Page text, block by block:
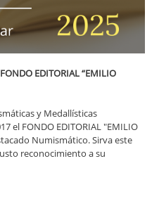
EDITORIAL “EMILIO
y Medallísticas
el FONDO EDITORIAL "EMILIO
Numismático. Sirva este
reconocimiento a su